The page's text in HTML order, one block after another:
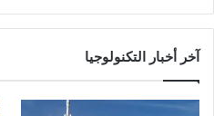
آخر أخبار التكنولوجيا